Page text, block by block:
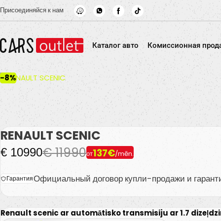
Skip to main content
Присоединяйся к нам
Каталог авто Комиссионная
-8%
RENAULT SCENIC
от137€/mēn.
€ 11990
€ 10990
ГарантияОфициальный договор купли-продажи и
Renault scenic ar automātisko transmisiju ar 1.7